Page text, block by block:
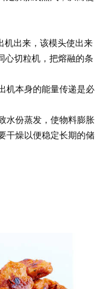
机出来，该模头使出来
心切粒机，把熔融的条
机本身的能量传递是必
水份蒸发，使物料膨胀
干燥以便稳定长期的储